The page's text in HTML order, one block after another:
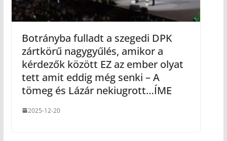
Botrányba fulladt a szegedi DPK
zártkörű nagygyűlés, amikor a
kérdezők között EZ az ember olyat
tett amit eddig még senki – A
tömeg és Lázár nekiugrott…ÍME
2025-12-20